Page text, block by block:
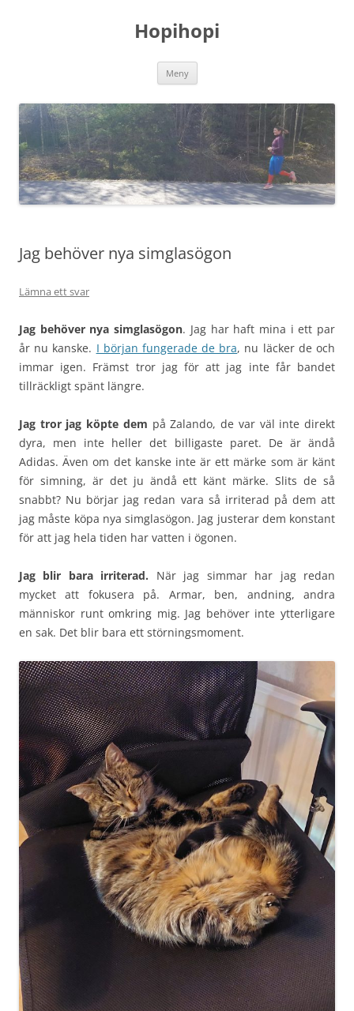
Hopihopi
Meny
Jag behöver nya simglasögon
Lämna ett svar
Jag behöver nya simglasögon. Jag har haft mina i ett par
år nu kanske. I början fungerade de bra, nu läcker de och
immar igen. Främst tror jag för att jag inte får bandet
tillräckligt spänt längre.
Jag tror jag köpte dem på Zalando, de var väl inte direkt
dyra, men inte heller det billigaste paret. De är ändå
Adidas. Även om det kanske inte är ett märke som är känt
för simning, är det ju ändå ett känt märke. Slits de så
snabbt? Nu börjar jag redan vara så irriterad på dem att
jag måste köpa nya simglasögon. Jag justerar dem konstant
för att jag hela tiden har vatten i ögonen.
Jag blir bara irriterad. När jag simmar har jag redan
mycket att fokusera på. Armar, ben, andning, andra
människor runt omkring mig. Jag behöver inte ytterligare
en sak. Det blir bara ett störningsmoment.